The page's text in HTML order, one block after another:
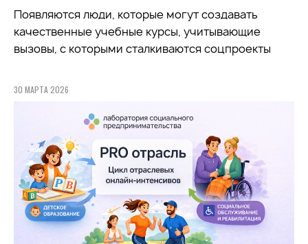
Появляются люди, которые могут создавать
качественные учебные курсы, учитывающие
вызовы, с которыми сталкиваются соцпроекты
30 МАРТА 2026